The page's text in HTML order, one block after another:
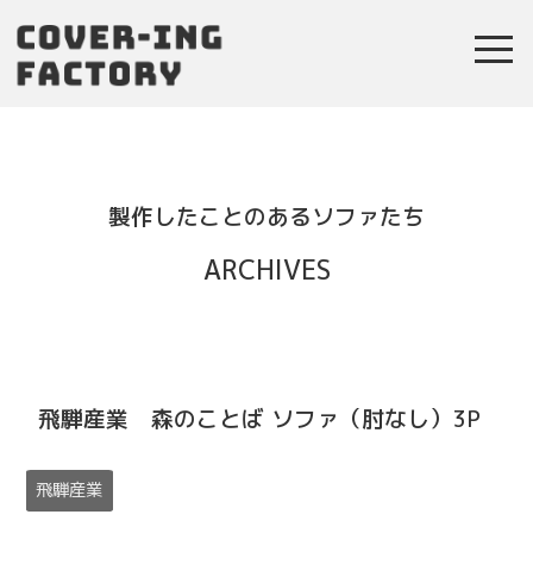
toggle
製作したことのあるソファたち
ARCHIVES
飛騨産業 森のことば ソファ（肘なし）3P
飛騨産業